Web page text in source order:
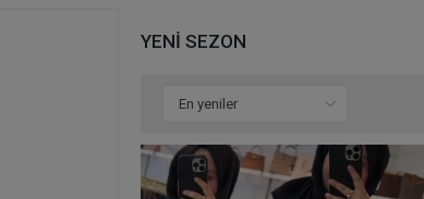
YENİ SEZON